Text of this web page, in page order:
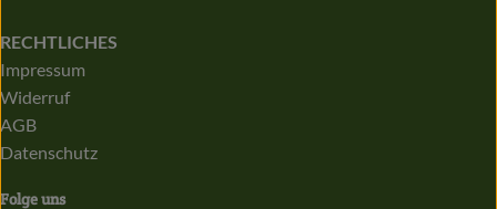
RECHTLICHES
Impressum
Widerruf
AGB
Datenschutz
Folge uns